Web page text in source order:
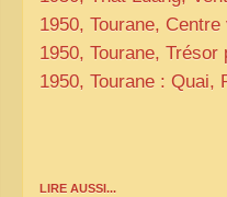
1950, Tourane, Centre
1950, Tourane,
1950, Tourane : Quai,
LIRE AUSSI...